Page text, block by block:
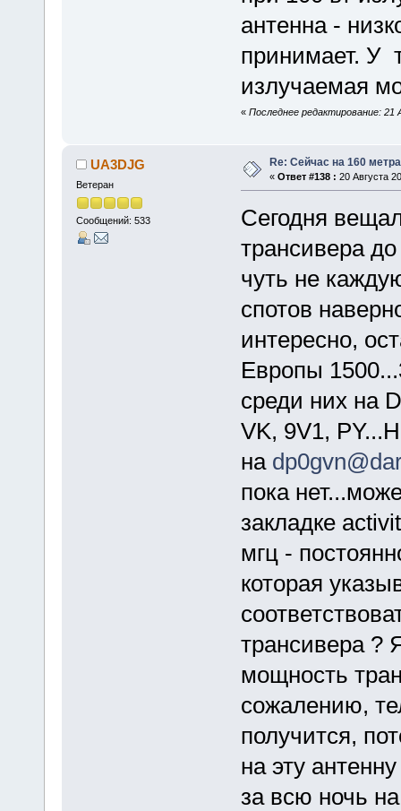
антенна -
принимает. У
излучаемая
« Последнее редактирование:
UA3DJG
Ветеран
Сообщений: 533
Re: Сейчас на 160
« Ответ #138 : 20 Августа
Сегодня
трансивера
чуть не
спотов
интересно,
Европы
среди них на
VK, 9V1,
на
пока
закладке
мгц -
которая
трансивера ?
мощность
сожалению,
получится,
на эту
за всю ночь